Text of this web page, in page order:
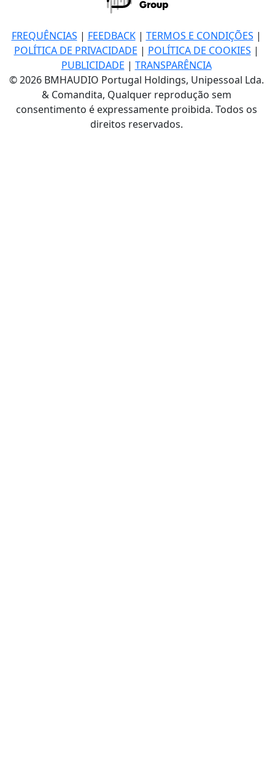
FREQUÊNCIAS | FEEDBACK| TERMOS E CONDIÇÕES |
POLÍTICA DE PRIVACIDADE | POLÍTICA DE COOKIES |
PUBLICIDADE | TRANSPARÊNCIA
© 2026 BMHAUDIO Portugal Holdings, Unipessoal Lda.
& Comandita, Qualquer reprodução sem
consentimento é expressamente proibida. Todos os
direitos reservados.